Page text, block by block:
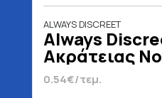
ALWAYS DISCREET
Always
Ακράτειας
Τεμάχια
0.54€/τεμ.